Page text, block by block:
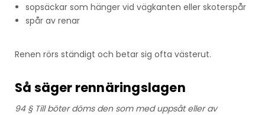
sopsäckar som hänger vid vägkanten eller skoterspår
spår av renar
Renen rörs ständigt och betar sig ofta västerut.
Så säger rennäringslagen
94 § Till böter döms den som med uppsåt eller av